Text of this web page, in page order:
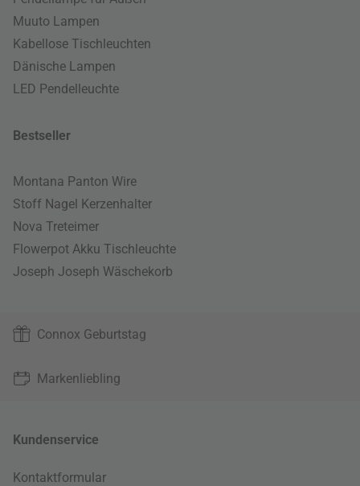
Muuto Lampen
Kabellose Tischleuchten
Dänische Lampen
LED Pendelleuchte
Bestseller
Montana Panton Wire
Stoff Nagel Kerzenhalter
Nova Treteimer
Flowerpot Akku Tischleuchte
Joseph Joseph Wäschekorb
Connox Geburtstag
Markenliebling
Kundenservice
Kontaktformular